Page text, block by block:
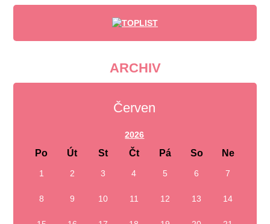
ARCHIV
Červen
2026
Po Út St Čt Pá So Ne
1 2 3 4 5 6 7
8 9 10 11 12 13 14